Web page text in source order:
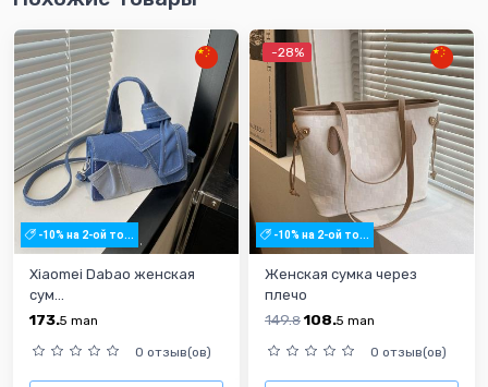
-10% на 2-ой то...
Xiaomei Dabao женская
сум...
173.5 man
0 отзыв(ов)
-28%
-10% на 2-ой то...
Женская сумка через
плечо
149.8 108.5 man
0 отзыв(ов)